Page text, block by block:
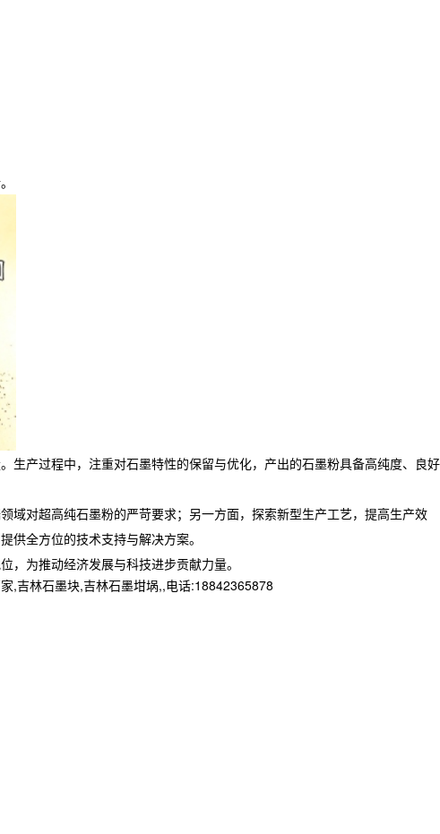
生产过程中，注重对石墨特性的保留与优化，产出的石墨粉具备高纯度、良好
域对超高纯石墨粉的严苛要求；另一方面，探索新型生产工艺，提高生产效
全方位的技术支持与解决方案。
为推动经济发展与科技进步贡献力量。
,吉林石墨块,吉林石墨坩埚,,电话:18842365878